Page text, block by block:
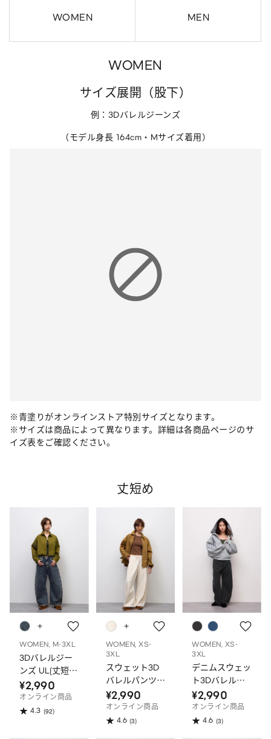
WOMEN MEN
WOMEN
サイズ展開（股下）
例：3Dバレルジーンズ
（モデル身長 164cm・Mサイズ着用）
※青塗りがオンラインストア特別サイズとなります。
※サイズは商品によって異なります。詳細は各商品ページのサ
イズ表をご確認ください。
丈短め
WOMEN, M-3XL
3Dバレルジー
ンズ UL(丈短
め)
¥2,990
オンライン商品
4.3 (92)
WOMEN, XS-
3XL
スウェット3D
バレルパンツ
UL(丈短め)
¥2,990
オンライン商品
4.6 (3)
WOMEN, XS-
3XL
デニムスウェッ
ト3Dバレルパ
ンツ UL(丈短
め)
¥2,990
オンライン商品
4.6 (3)